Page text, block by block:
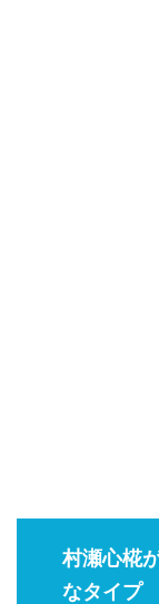
村瀬心椛
なタイプ